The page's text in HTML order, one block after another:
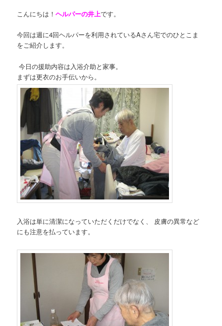
こんにちは！ヘルパーの井上です。
今回は週に4回ヘルパーを利用されているAさん宅でのひとこま
をご紹介します。
今日の援助内容は 入浴介助と家事。
まずは更衣のお手伝いから。
入浴は単に清潔になっていただくだけでなく、 皮膚の異常など
にも注意を払っています。